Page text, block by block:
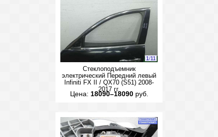
1/11
Стеклоподъемник
электрический Передний левый
Infiniti FX II / QX70 (S51) 2008-
2017 гг.
Цена: 18090–18090руб.